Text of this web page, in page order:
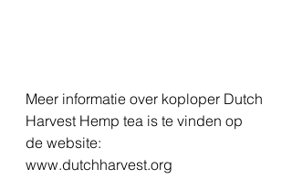
Meer informatie over koploper Dutch
Harvest Hemp tea is te vinden op
de website:
www.dutchharvest.org